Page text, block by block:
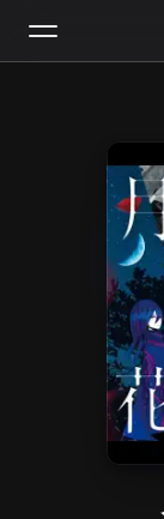
ホーム
新着おすす
ラジオ